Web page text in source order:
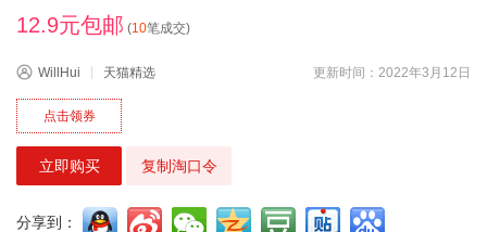
12.9元包邮 (10笔成交)
WillHui 天猫精选 更新时间：2022年3月12日
点击领券
立即购买 复制淘口令
分享到：